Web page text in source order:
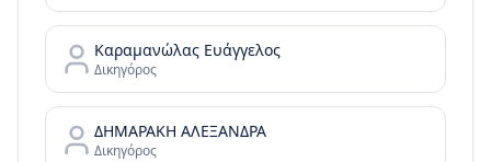
Καραμανώλας Ευάγγελος
Δικηγόρος
ΔΗΜΑΡΑΚΗ ΑΛΕΞΑΝΔΡΑ
Δικηγόρος